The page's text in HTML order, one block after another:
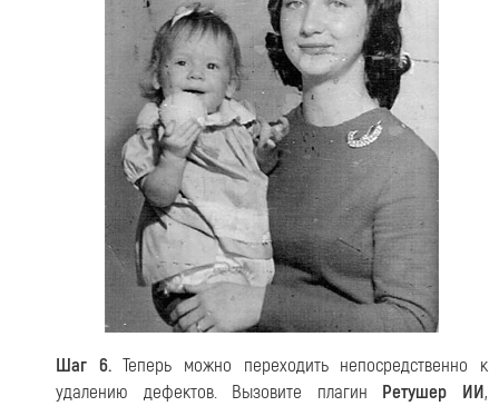
Шаг 6.Теперь можно переходить непосредственно к
удалению дефектов. Вызовите плагин Ретушер ИИ,